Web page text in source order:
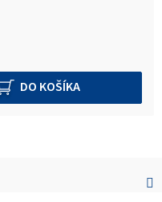
DO KOŠÍKA